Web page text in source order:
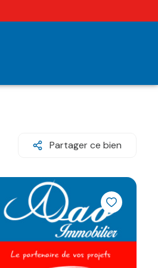
Partager ce bien